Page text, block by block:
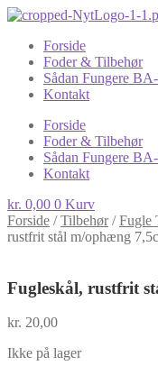
Forside
Foder & Tilbehør
Sådan Fungere
Kontakt
Forside
Foder & Tilbehør
Sådan Fungere
Kontakt
kr. 0,00 0 Kurv
Forside /Tilbehør/Fugle
rustfrit stål m/ophæng
Fugleskål, rustfrit
kr. 20,00
Ikke på lager